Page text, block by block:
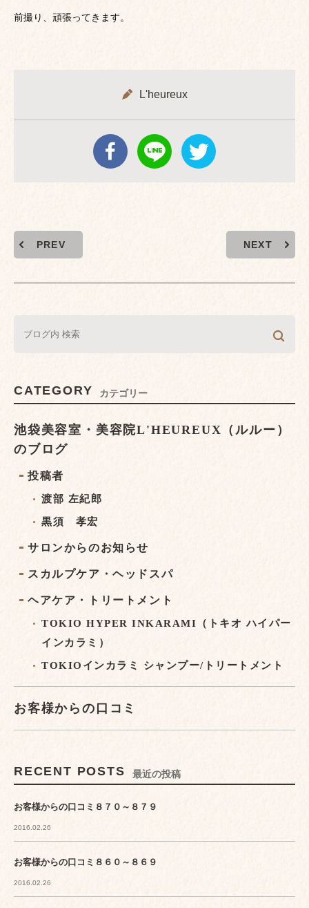
前撮り、頑張ってきます。
L'heureux
PREV NEXT
CATEGORY カテゴリー
池袋美容室・美容院L'HEUREUX（ルルー）
のブログ
投稿者
渡部 左紀郎
黒須 孝宏
サロンからのお知らせ
スカルプケア・ヘッドスパ
ヘアケア・トリートメント
TOKIO HYPER INKARAMI（トキオ ハイパー
インカラミ）
TOKIOインカラミ シャンプー/トリートメント
お客様からの口コミ
RECENT POSTS 最近の投稿
お客様からの口コミ８７０～８７９
2016.02.26
お客様からの口コミ８６０～８６９
2016.02.26